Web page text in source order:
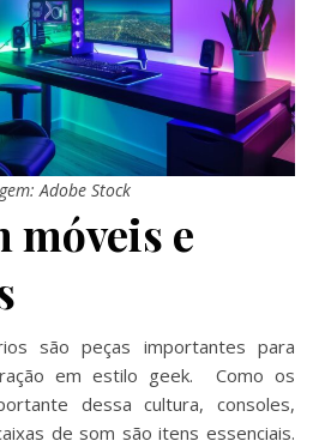
Adobe Stock
móveis e
são peças importantes para
em estilo geek. Como os
dessa cultura, consoles,
de som são itens essenciais.